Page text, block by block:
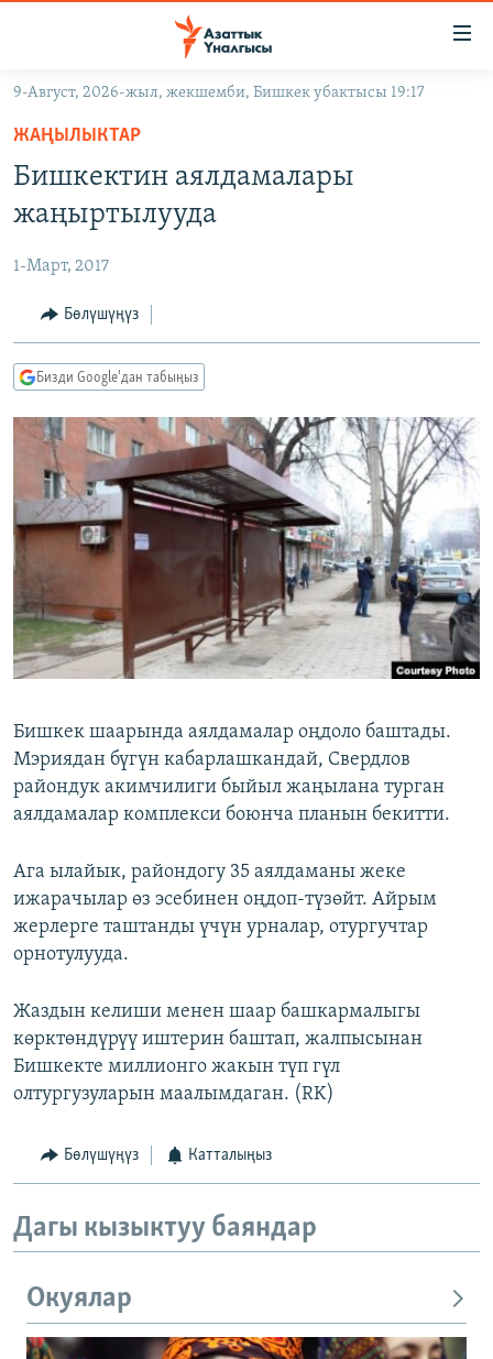
Навигацияга
өтүңүз
Издөөгө
салыңыз
ЭКОНОМИКА
МАДАНИЯТ
БОРБОР АЗИЯ
УКРАИНА
АТАЙЫН ИЛИКТӨӨ
ТВ ПРОГРАММАЛАР
ЭКСПЕРТТЕР ТАЛДАЙТ
БИЗ ЖАНА ДҮЙНӨ
ДАНИСТЕ
ЭЖЕ-СИҢДИЛЕР
АЗАТТЫК+
ӨЗГӨЧӨ ПИКИР
Русский
ОНЛАЙН ШЕРИНЕ
ЭЕ/АРнун бардык сайттары
9-Август, 2026-жыл, жекшемби, Бишкек убактысы 19:17
ЖАҢЫЛЫКТАР
Бишкектин аялдамалары
жаңыртылууда
1-Март, 2017
Бөлүшүңүз
Бизди Google'дан табыңыз
Бишкек шаарында аялдамалар оңдоло баштады.
Мэриядан бүгүн кабарлашкандай, Свердлов
райондук акимчилиги быйыл жаңылана турган
аялдамалар комплекси боюнча планын бекитти.
Ага ылайык, райондогу 35 аялдаманы жеке
ижарачылар өз эсебинен оңдоп-түзөйт. Айрым
жерлерге таштанды үчүн урналар, отургучтар
орнотулууда.
Жаздын келиши менен шаар башкармалыгы
көрктөндүрүү иштерин баштап, жалпысынан
Бишкекте миллионго жакын түп гүл
олтургузуларын маалымдаган. (RK)
Бөлүшүңүз Катталыңыз
Дагы кызыктуу баяндар
Окуялар